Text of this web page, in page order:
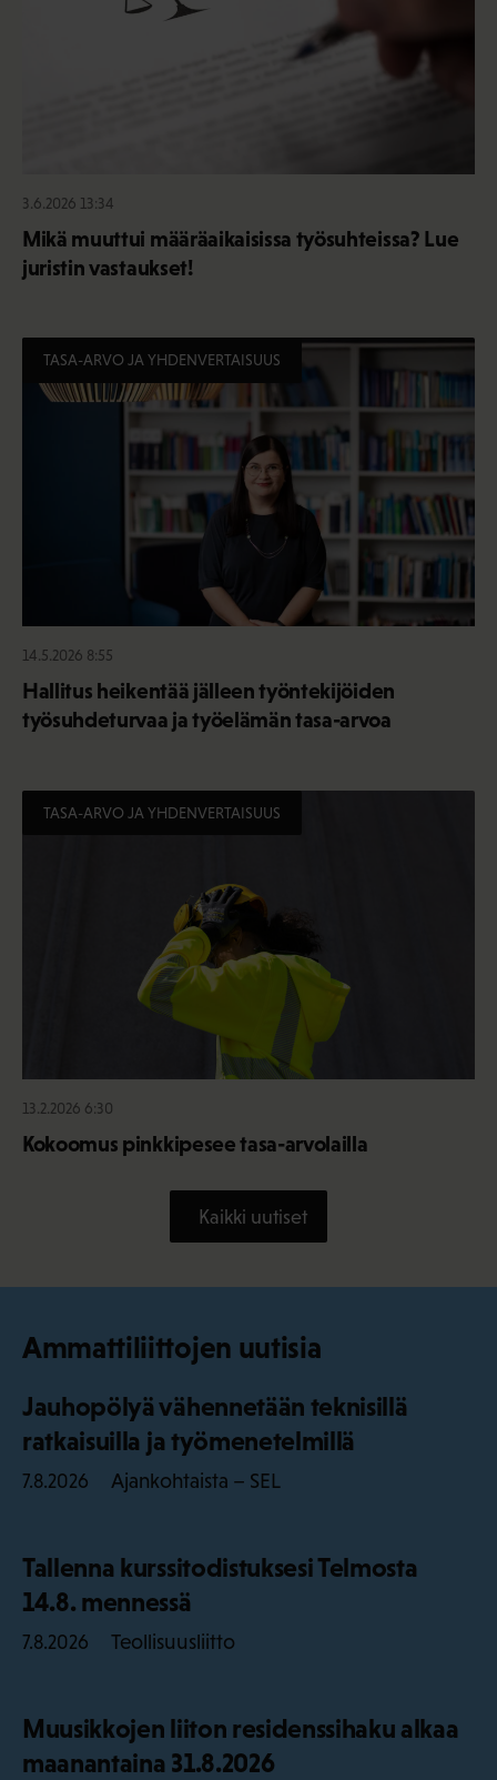
3.6.2026 13:34
Mikä muuttui määräaikaisissa työsuhteissa? Lue
juristin vastaukset!
TASA-ARVO JA YHDENVERTAISUUS
14.5.2026 8:55
Hallitus heikentää jälleen työntekijöiden
työsuhdeturvaa ja työelämän tasa-arvoa
TASA-ARVO JA YHDENVERTAISUUS
13.2.2026 6:30
Kokoomus pinkkipesee tasa-arvolailla
Kaikki uutiset
Ammattiliittojen uutisia
Jauhopölyä vähennetään teknisillä
ratkaisuilla ja työmenetelmillä
7.8.2026 Ajankohtaista – SEL
Tallenna kurssitodistuksesi Telmosta
14.8. mennessä
7.8.2026 Teollisuusliitto
Muusikkojen liiton residenssihaku alkaa
maanantaina 31.8.2026